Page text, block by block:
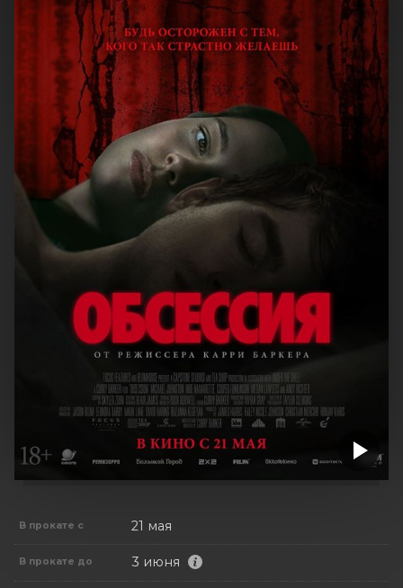
В прокате с 21 мая
В прокате до 3 июня